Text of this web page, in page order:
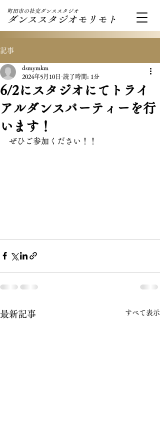
町田市の社交ダンススタジオ
ダンススタジオモリモト
記事
6/2にスタジオにてトライ
アルダンスパーティーを行
います！
dsmymkm
2024年5月10日 読了時間: 1分
ぜひご参加ください！！
最新記事 すべて表示